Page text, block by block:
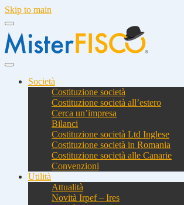
Skip to main
Società
Costituzione società
Costituzione società all’estero
Cerca un’impresa
Bilanci
Costituzione società Ltd Inglese
Costituzione società in Romania
Costituzione società alle Canarie
Convenzioni
Utilità
Attualità
Novità Irpef – Ires